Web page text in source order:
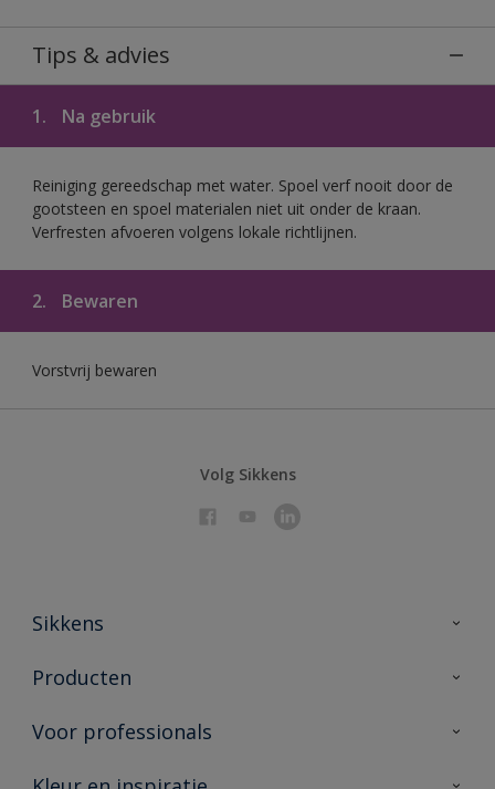
Tips & advies
1. Na gebruik
Reiniging gereedschap met water. Spoel verf nooit door de
gootsteen en spoel materialen niet uit onder de kraan.
Verfresten afvoeren volgens lokale richtlijnen.
2. Bewaren
Vorstvrij bewaren
Volg Sikkens
Sikkens
Over Sikkens
Duurzaamheid
Producten
Producten voor binnen
Voor professionals
Sikkens Partners 🔗